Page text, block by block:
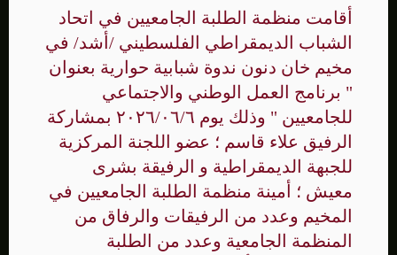
أقامت منظمة الطلبة الجامعيين في اتحاد
الشباب الديمقراطي الفلسطيني /أشد/ في
مخيم خان دنون ندوة شبابية حوارية بعنوان
" برنامج العمل الوطني والاجتماعي
للجامعيين " وذلك يوم ٢٠٢٦/٠٦/٦ بمشاركة
الرفيق علاء قاسم ؛ عضو اللجنة المركزية
للجبهة الديمقراطية و الرفيقة بشرى
معيش ؛ أمينة منظمة الطلبة الجامعيين في
المخيم وعدد من الرفيقات والرفاق من
المنظمة الجامعية وعدد من الطلبة